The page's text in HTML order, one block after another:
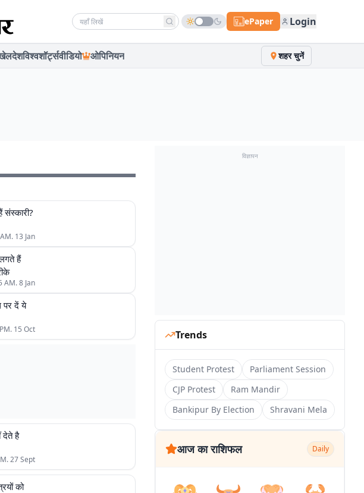
Search news ePaper Login
देशविश्वशॉर्ट्सवीडियो ओपिनियन शहर चुनें
संस्कारी?
13 Jan
हैं
AM. 8 Jan
पर दें ये
15 Oct
देते है
27 Sept
को
विज्ञापन
Trends
Student Protest
Parliament Session
CJP Protest
Ram Mandir
Bankipur By Election
Shravani Mela
आज का राशिफल Daily